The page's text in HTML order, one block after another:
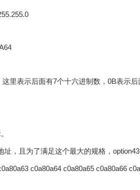
表示后面有7个十六进制数，0B表示后
且为了满足这个最大的规格，
c0a80a64 c0a80a65 c0a80a66